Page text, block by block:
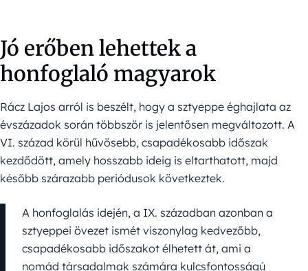
Jó erőben lehettek a
honfoglaló magyarok
Rácz Lajos arról is beszélt, hogy a sztyeppe éghajlata az
évszázadok során többször is jelentősen megváltozott. A
VI. század körül hűvösebb, csapadékosabb időszak
kezdődött, amely hosszabb ideig is eltarthatott, majd
később szárazabb periódusok következtek.
A honfoglalás idején, a IX. században azonban a
sztyeppei övezet ismét viszonylag kedvezőbb,
csapadékosabb időszakot élhetett át, ami a
nomád társadalmak számára kulcsfontosságú